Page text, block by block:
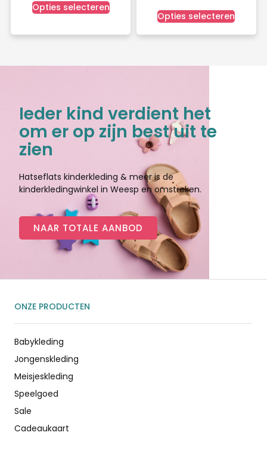
Opties selecteren
Opties selecteren
Ieder kind verdient het
om er op zijn best uit te
zien
Hatseflats kinderkleding & meer is de
kinderkledingwinkel in Weesp en omstreken.
NAAR TOTALE AANBOD
ONZE PRODUCTEN
Babykleding
Jongenskleding
Meisjeskleding
Speelgoed
Sale
Cadeaukaart